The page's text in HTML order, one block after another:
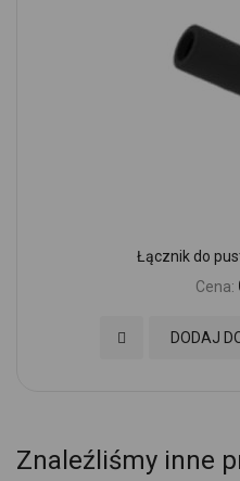
Łącznik do
Cena:
DODAJ
Dodaj do
Znaleźliśmy inne